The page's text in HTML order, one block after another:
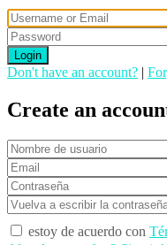
Login
Don't have an account? |
Create an
estoy de acuerdo con